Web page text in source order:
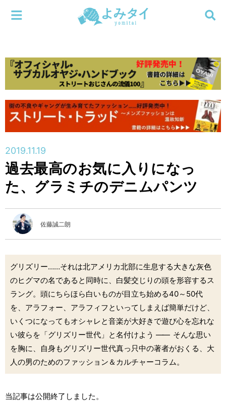
新着
連載
新刊
特集
編集部
検索する
メニューを閉じる
2019.11.19
過去最高のお気に入りになっ
た、グラミチのデニムパンツ
佐藤誠二朗
グリズリー……それは北アメリカ北部に生息する大きな灰色
のヒグマの名であると同時に、白髪交じりの頭を形容するス
ラング。頭にちらほら白いものが目立ち始める40～50代
を、アラフォー、アラフィフといってしまえば簡単だけど、
いくつになってもオシャレと音楽が大好きで遊び心を忘れな
い彼らを「グリズリー世代」と名付けよう ―― そんな思い
を胸に、自身もグリズリー世代真っ只中の著者がおくる、大
人の男のためのファッション＆カルチャーコラム。
当記事は公開終了しました。